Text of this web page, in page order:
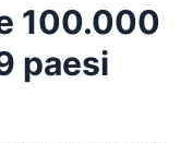
100.000
paesi